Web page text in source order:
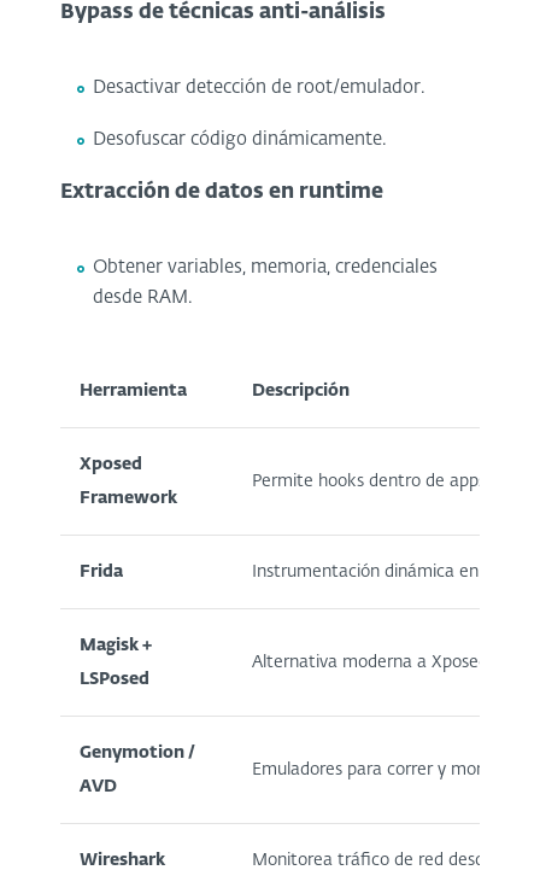
Bypass de técnicas anti-análisis
Desactivar detección de root/emulador.
Desofuscar código dinámicamente.
Extracción de datos en runtime
Obtener variables, memoria, credenciales
desde RAM.
Herramienta Descripción
Xposed
Framework
Permite hooks dentro de apps
Frida Instrumentación dinámica en
Magisk +
LSPosed
Alternativa moderna a Xposed para
Genymotion /
AVD
Emuladores para correr y
Wireshark Monitorea tráfico de red desde la